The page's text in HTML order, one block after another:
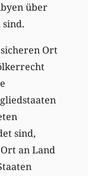
über
Ort
sind,
an Land